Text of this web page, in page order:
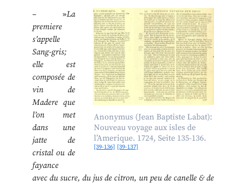
Anonymus (Jean Baptiste Labat):
Nouveau voyage aux isles de
l’Amerique. 1724, Seite 135-136.
[39-136] [39-137]
– »La
premiere
s’appelle
Sang-gris;
elle est
composée de
vin de
Madere que
l’on met
dans une
jatte de
cristal ou de
fayance
avec du sucre, du jus de citron, un peu de canelle & de